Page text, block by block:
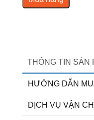
THÔNG TIN SẢN
HƯỚNG DẪN
DỊCH VỤ VẬN